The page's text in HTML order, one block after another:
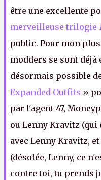
être une excellente
merveilleuse trilogie
public. Pour mon
modders se sont
désormais possible
Expanded Outfits »
par l'agent 47,
ou Lenny Kravitz (qui
avec Lenny Kravitz,
(désolée, Lenny, ce
contre toi, tu prends